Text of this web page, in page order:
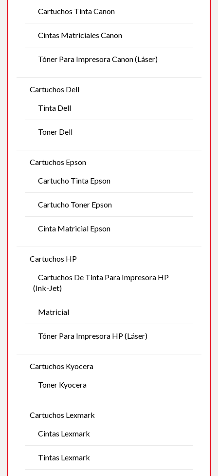
Cartuchos Tinta Canon
Cintas Matriciales Canon
Tóner Para Impresora Canon (Láser)
Cartuchos Dell
Tinta Dell
Toner Dell
Cartuchos Epson
Cartucho Tinta Epson
Cartucho Toner Epson
Cinta Matricial Epson
Cartuchos HP
Cartuchos De Tinta Para Impresora HP
(Ink-Jet)
Matricial
Tóner Para Impresora HP (Láser)
Cartuchos Kyocera
Toner Kyocera
Cartuchos Lexmark
Cintas Lexmark
Tintas Lexmark